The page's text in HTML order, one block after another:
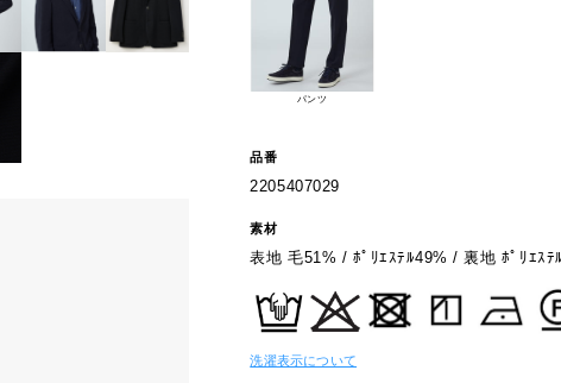
パンツ
品番
2205407029
素材
表地 毛51% / ﾎﾟﾘｴｽﾃﾙ49% / 裏地 ﾎﾟﾘｴｽﾃ
洗濯表示について